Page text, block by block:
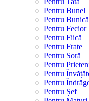
Pentru Bunel
Pentru Bunică
Pentru Fecior
Pentru Fiică
Pentru Frate
Pentru Soră
Pentru Prieteni
Pentru
Pentru
Pentru Șef